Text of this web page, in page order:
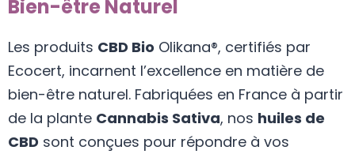
Bien-être Naturel
Les produits CBD Bio Olikana®, certifiés par
Ecocert, incarnent l’excellence en matière de
bien-être naturel. Fabriquées en France à partir
de la plante Cannabis Sativa, nos huiles de
CBD sont conçues pour répondre à vos